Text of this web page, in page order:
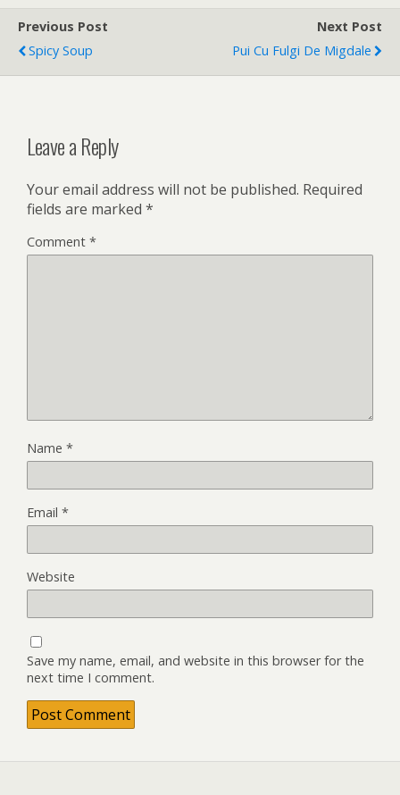
Previous Post
Spicy Soup
Next Post
Pui Cu Fulgi De Migdale
Leave a Reply
Your email address will not be published. Required
fields are marked *
Comment *
Name *
Email *
Website
Save my name, email, and website in this browser for the
next time I comment.